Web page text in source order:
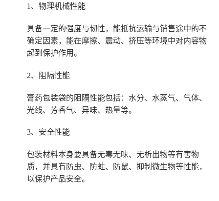
1、物理机械性能
具备一定的强度与韧性，能抵抗运输与销售途中的不
确定因素，能在摩擦、震动、挤压等环境中对内容物
起到保护作用。
2、阻隔性能
膏药包装袋的阻隔性能包括：水分、水蒸气、气体、
光线、芳香气、异味、热量等。
3、安全性能
包装材料本身要具备无毒无味、无析出物等有害物
质，并具有防虫、防蛀、防鼠、抑制微生物等性能，
以保护产品安全。